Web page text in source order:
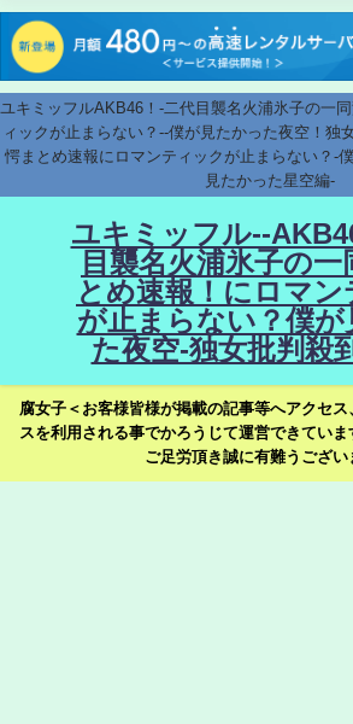
ユキミッフルAKB46！-二代目襲名火浦氷子の一
ィックが止まらない？--僕が見たかった夜空！独
愕まとめ速報にロマンティックが止まらない？-
見たかった星空編-
ユキミッフル--
目襲名火浦氷子の一
とめ速報！にロマン
が止まらない？僕が
た夜空-独女批判殺
腐女子＜お客様皆様が掲載の記事等へアクセ
スを利用される事でかろうじて運営できてい
ご足労頂き誠に有難うござい